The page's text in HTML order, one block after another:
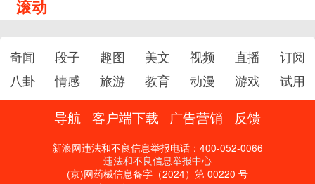
滚动
奇闻 段子 趣图 美文 视频 直播
订阅
八卦
情感 旅游 教育 动漫 游戏 试用
导航 客户端下载 广告营销 反馈
新浪网违法和不良信息举报电话：400-052-0066
违法和不良信息举报中心
(京)网药械信息备字（2024）第 00220 号